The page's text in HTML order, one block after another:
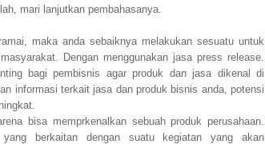
mari lanjutkan pembahasanya.
maka anda sebaiknya melakukan sesuatu untuk
Dengan menggunakan jasa press release.
bagi pembisnis agar produk dan jasa dikenal di
informasi terkait jasa dan produk bisnis anda, potensi
bisa memprkenalkan sebuah produk perusahaan.
yang berkaitan dengan suatu kegiatan yang akan